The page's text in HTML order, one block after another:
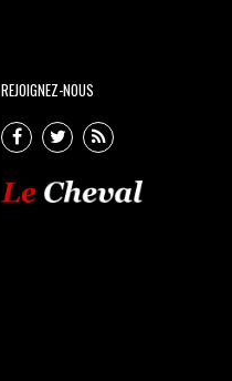
REJOIGNEZ-NOUS